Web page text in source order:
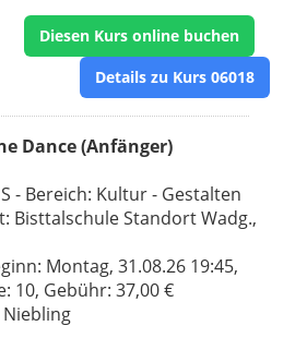
Diesen Kurs online buchen
Details zu Kurs 06018
Dance (Anfänger)
- Bereich: Kultur - Gestalten
Bisttalschule Standort Wadg.,
Montag, 31.08.26 19:45,
10, Gebühr: 37,00 €